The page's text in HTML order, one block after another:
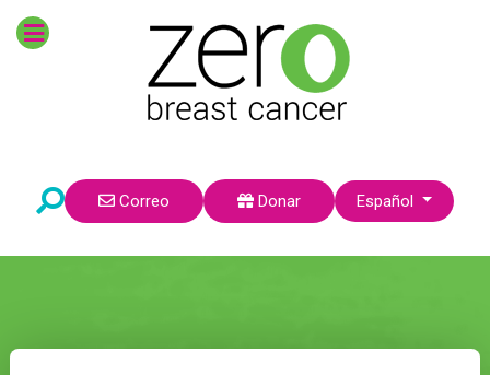
Correo Donar Seleccione su idioma
Español